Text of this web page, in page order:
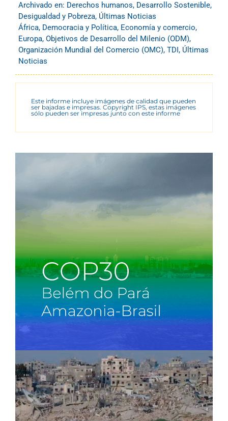
Archivado en: Derechos humanos, Desarrollo Sostenible,
Desigualdad y Pobreza, Últimas Noticias
África, Democracia y Política, Economía y comercio,
Europa, Objetivos de Desarrollo del Milenio (ODM),
Organización Mundial del Comercio (OMC), TDI, Últimas
Noticias
Este informe incluye imágenes de calidad que pueden
ser bajadas e impresas. Copyright IPS, estas imágenes
sólo pueden ser impresas junto con este informe